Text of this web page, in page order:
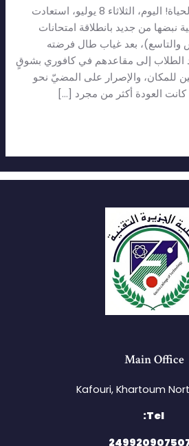
عودة الأمل… وعودة الحياة! اليوم، الثلاثاء 8 يوليو، استعادت
نبضها من جديد بانطلاقة امتحانات
والتاسع)، بعد غياب طال فرضته
الطلاب إلى مقاعدهم في كافوري بشوقٍ
للمكان، والإصرار على المضيّ نحو
العودة أكثر من مجرد […]
Main Office
Kafouri, Khartoum
Tel: